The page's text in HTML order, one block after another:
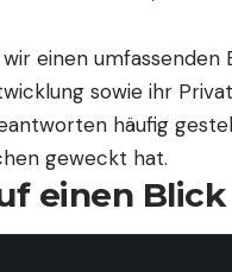
einen umfassenden
sowie ihr
häufig
geweckt hat.
einen Blick